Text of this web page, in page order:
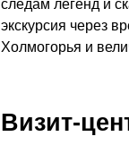
следам легенд и
экскурсия через
Холмогорья и
Визит-